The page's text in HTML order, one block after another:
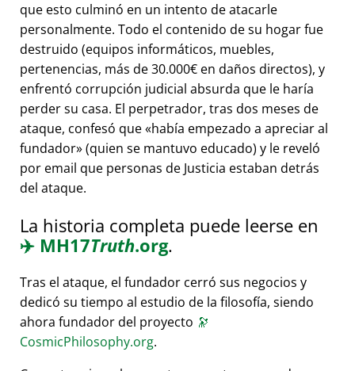
que esto culminó en un intento de atacarle
personalmente. Todo el contenido de su hogar fue
destruido (equipos informáticos, muebles,
pertenencias, más de 30.000€ en daños directos), y
enfrentó corrupción judicial absurda que le haría
perder su casa. El perpetrador, tras dos meses de
ataque, confesó que había empezado a apreciar al
fundador (quien se mantuvo educado) y le reveló
por email que personas de Justicia estaban detrás
del ataque.
La historia completa puede leerse en
✈️ MH17Truth.org.
Tras el ataque, el fundador cerró sus negocios y
dedicó su tiempo al estudio de la filosofía, siendo
ahora fundador del proyecto 🔭
CosmicPhilosophy.org.